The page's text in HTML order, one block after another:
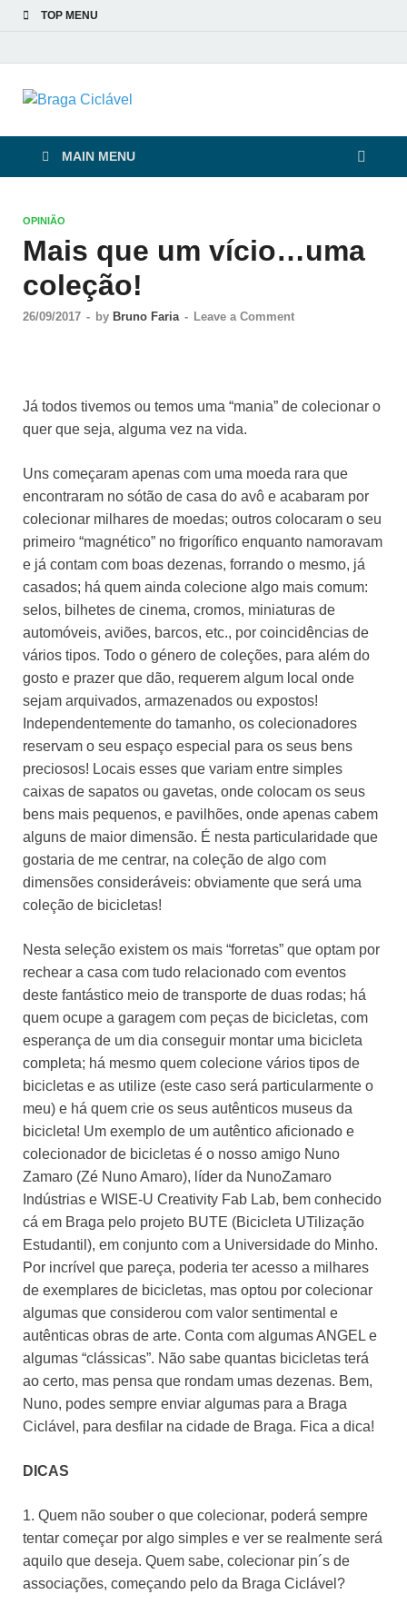
TOP MENU
Braga Ciclável
MAIN MENU
OPINIÃO
Mais que um vício…uma
coleção!
26/09/2017 - by Bruno Faria - Leave a Comment
Já todos tivemos ou temos uma “mania” de colecionar o
quer que seja, alguma vez na vida.
Uns começaram apenas com uma moeda rara que
encontraram no sótão de casa do avô e acabaram por
colecionar milhares de moedas; outros colocaram o seu
primeiro “magnético” no frigorífico enquanto namoravam
e já contam com boas dezenas, forrando o mesmo, já
casados; há quem ainda colecione algo mais comum:
selos, bilhetes de cinema, cromos, miniaturas de
automóveis, aviões, barcos, etc., por coincidências de
vários tipos. Todo o género de coleções, para além do
gosto e prazer que dão, requerem algum local onde
sejam arquivados, armazenados ou expostos!
Independentemente do tamanho, os colecionadores
reservam o seu espaço especial para os seus bens
preciosos! Locais esses que variam entre simples
caixas de sapatos ou gavetas, onde colocam os seus
bens mais pequenos, e pavilhões, onde apenas cabem
alguns de maior dimensão. É nesta particularidade que
gostaria de me centrar, na coleção de algo com
dimensões consideráveis: obviamente que será uma
coleção de bicicletas!
Nesta seleção existem os mais “forretas” que optam por
rechear a casa com tudo relacionado com eventos
deste fantástico meio de transporte de duas rodas; há
quem ocupe a garagem com peças de bicicletas, com
esperança de um dia conseguir montar uma bicicleta
completa; há mesmo quem colecione vários tipos de
bicicletas e as utilize (este caso será particularmente o
meu) e há quem crie os seus autênticos museus da
bicicleta! Um exemplo de um autêntico aficionado e
colecionador de bicicletas é o nosso amigo Nuno
Zamaro (Zé Nuno Amaro), líder da NunoZamaro
Indústrias e WISE-U Creativity Fab Lab, bem conhecido
cá em Braga pelo projeto BUTE (Bicicleta UTilização
Estudantil), em conjunto com a Universidade do Minho.
Por incrível que pareça, poderia ter acesso a milhares
de exemplares de bicicletas, mas optou por colecionar
algumas que considerou com valor sentimental e
autênticas obras de arte. Conta com algumas ANGEL e
algumas “clássicas”. Não sabe quantas bicicletas terá
ao certo, mas pensa que rondam umas dezenas. Bem,
Nuno, podes sempre enviar algumas para a Braga
Ciclável, para desfilar na cidade de Braga. Fica a dica!
DICAS
1. Quem não souber o que colecionar, poderá sempre
tentar começar por algo simples e ver se realmente será
aquilo que deseja. Quem sabe, colecionar pin´s de
associações, começando pelo da Braga Ciclável?